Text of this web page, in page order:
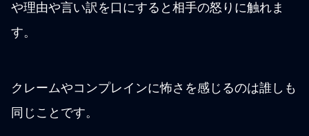
や理由や言い訳を口にすると相手の怒りに触れま
す。
クレームやコンプレインに怖さを感じるのは誰しも
同じことです。